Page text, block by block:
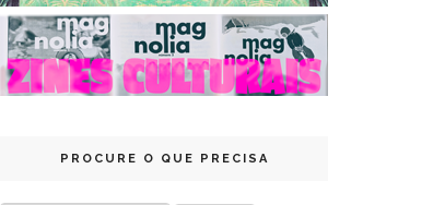
PROCURE O QUE PRECISA